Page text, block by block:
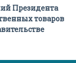
Президента
товаров